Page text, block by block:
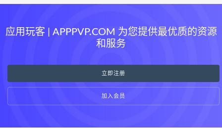
应用玩客 | APPPVP.COM 为您提供最优质的资源
和服务
立即注册
加入会员